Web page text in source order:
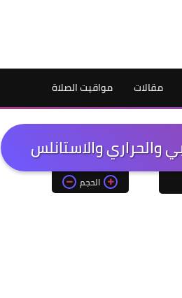
مقالات مواقيت الصلاة
والحراري والاستانلس
الحجم